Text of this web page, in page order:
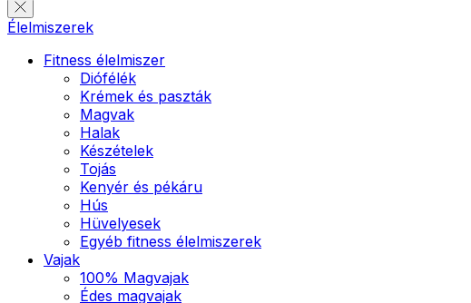
Élelmiszerek
Fitness élelmiszer
Diófélék
Krémek és paszták
Magvak
Halak
Készételek
Tojás
Kenyér és pékáru
Hús
Hüvelyesek
Egyéb fitness élelmiszerek
Vajak
100% Magvajak
Édes magvajak